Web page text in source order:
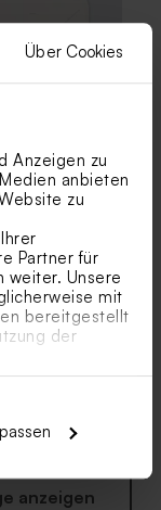
Über Cookies
Anzeigen zu
anbieten
zu
Partner für
weiter. Unsere
mit
bereitgestellt
der
anzeigen